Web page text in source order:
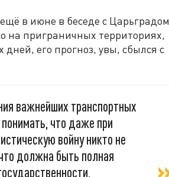
в июне в беседе с Царьградом
на приграничных территориях,
дней, его прогноз, увы, сбылся с
важнейших транспортных
что даже при
войну никто не
должна быть полная